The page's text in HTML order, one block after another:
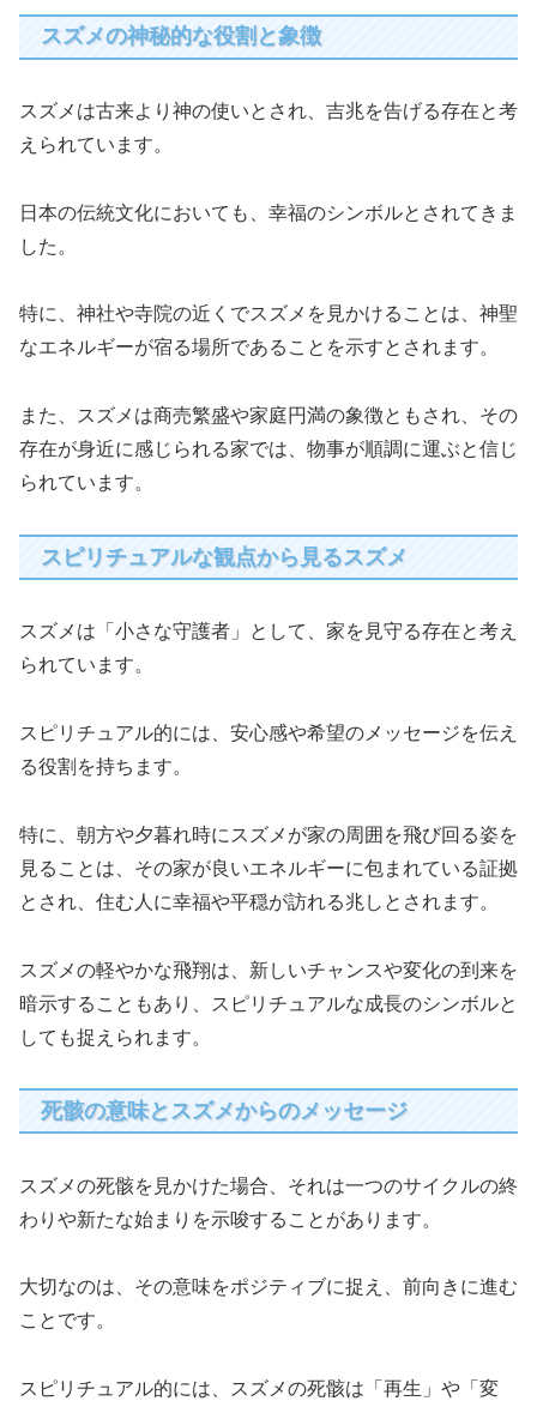
スズメの神秘的な役割と象徴
スズメは古来より神の使いとされ、吉兆を告げる存在と考
えられています。
日本の伝統文化においても、幸福のシンボルとされてきま
した。
特に、神社や寺院の近くでスズメを見かけることは、神聖
なエネルギーが宿る場所であることを示すとされます。
また、スズメは商売繁盛や家庭円満の象徴ともされ、その
存在が身近に感じられる家では、物事が順調に運ぶと信じ
られています。
スピリチュアルな観点から見るスズメ
スズメは「小さな守護者」として、家を見守る存在と考え
られています。
スピリチュアル的には、安心感や希望のメッセージを伝え
る役割を持ちます。
特に、朝方や夕暮れ時にスズメが家の周囲を飛び回る姿を
見ることは、その家が良いエネルギーに包まれている証拠
とされ、住む人に幸福や平穏が訪れる兆しとされます。
スズメの軽やかな飛翔は、新しいチャンスや変化の到来を
暗示することもあり、スピリチュアルな成長のシンボルと
しても捉えられます。
死骸の意味とスズメからのメッセージ
スズメの死骸を見かけた場合、それは一つのサイクルの終
わりや新たな始まりを示唆することがあります。
大切なのは、その意味をポジティブに捉え、前向きに進む
ことです。
スピリチュアル的には、スズメの死骸は「再生」や「変